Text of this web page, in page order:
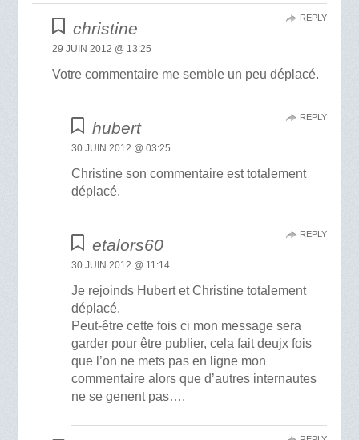
christine
29 JUIN 2012 @ 13:25
Votre commentaire me semble un peu déplacé.
REPLY
hubert
30 JUIN 2012 @ 03:25
Christine son commentaire est totalement
déplacé.
REPLY
etalors60
30 JUIN 2012 @ 11:14
Je rejoinds Hubert et Christine totalement
déplacé.
Peut-être cette fois ci mon message sera
garder pour être publier, cela fait deujx fois
que l’on ne mets pas en ligne mon
commentaire alors que d’autres internautes
ne se genent pas….
REPLY